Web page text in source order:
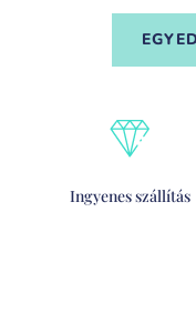
Ingyenes szállítás